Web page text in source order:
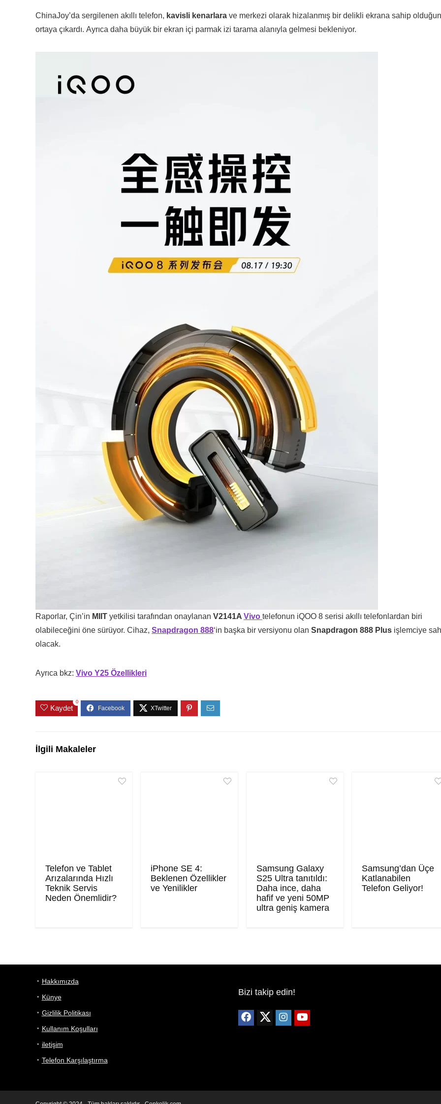
ChinaJoy’da sergilenen akıllı telefon, kavisli kenarlara ve merkezi olarak hizalanmış bir delikli ekrana sahip
ortaya çıkardı. Ayrıca daha büyük bir ekran içi parmak izi tarama alanıyla gelmesi bekleniyor.
Raporlar, Çin’in MIIT yetkilisi tarafından onaylanan V2141A Vivo telefonun iQOO 8 serisi akıllı telefonlardan biri
olabileceğini öne sürüyor. Cihaz, Snapdragon 888‘in başka bir versiyonu olan Snapdragon 888 Plus işlemciye
olacak.
Ayrıca bkz: Vivo Y25 Özellikleri
Kaydet
0
İlgili Makaleler
Telefon ve Tablet
Arızalarında Hızlı
Teknik Servis
Neden Önemlidir?
iPhone SE 4:
Beklenen Özellikler
ve Yenilikler
Samsung Galaxy
S25 Ultra tanıtıldı:
Daha ince, daha
hafif ve yeni 50MP
ultra geniş kamera
Samsung’dan Üçe
Katlanabilen
Telefon Geliyor!
Hakkımızda
Künye
Gizlilik Politikası
Kullanım Koşulları
iletişim
Telefon Karşılaştırma
Bizi takip edin!